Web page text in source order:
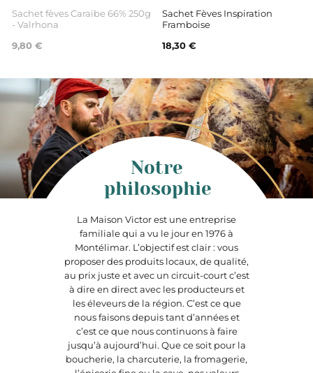
Sachet fèves Caraïbe 66% 250g
- Valrhona
9,80 €
Sachet Fèves Inspiration
Framboise
18,30 €
La Maison Victor est une entreprise
familiale qui a vu le jour en 1976 à
Montélimar. L’objectif est clair : vous
proposer des produits locaux, de qualité,
au prix juste et avec un circuit-court c’est
à dire en direct avec les producteurs et
les éleveurs de la région. C’est ce que
nous faisons depuis tant d’années et
c’est ce que nous continuons à faire
jusqu’à aujourd’hui. Que ce soit pour la
boucherie, la charcuterie, la fromagerie,
Notre
philosophie